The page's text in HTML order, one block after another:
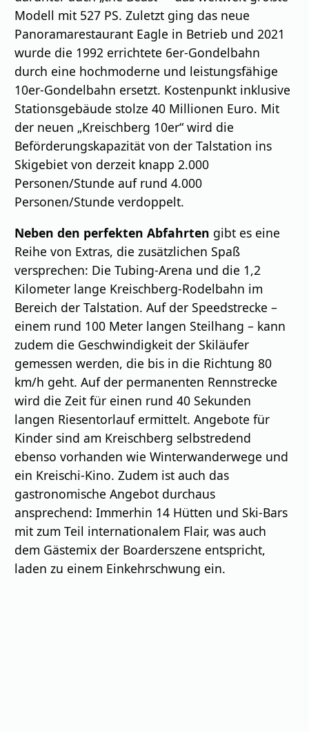
Modell mit 527 PS. Zuletzt ging das neue
Panoramarestaurant Eagle in Betrieb und 2021
wurde die 1992 errichtete 6er-Gondelbahn
durch eine hochmoderne und leistungsfähige
10er-Gondelbahn ersetzt. Kostenpunkt inklusive
Stationsgebäude stolze 40 Millionen Euro. Mit
der neuen „Kreischberg 10er“ wird die
Beförderungskapazität von der Talstation ins
Skigebiet von derzeit knapp 2.000
Personen/Stunde auf rund 4.000
Personen/Stunde verdoppelt.
Neben den perfekten Abfahrten gibt es eine
Reihe von Extras, die zusätzlichen Spaß
versprechen: Die Tubing-Arena und die 1,2
Kilometer lange Kreischberg-Rodelbahn im
Bereich der Talstation. Auf der Speedstrecke –
einem rund 100 Meter langen Steilhang – kann
zudem die Geschwindigkeit der Skiläufer
gemessen werden, die bis in die Richtung 80
km/h geht. Auf der permanenten Rennstrecke
wird die Zeit für einen rund 40 Sekunden
langen Riesentorlauf ermittelt. Angebote für
Kinder sind am Kreischberg selbstredend
ebenso vorhanden wie Winterwanderwege und
ein Kreischi-Kino. Zudem ist auch das
gastronomische Angebot durchaus
ansprechend: Immerhin 14 Hütten und Ski-Bars
mit zum Teil internationalem Flair, was auch
dem Gästemix der Boarderszene entspricht,
laden zu einem Einkehrschwung ein.